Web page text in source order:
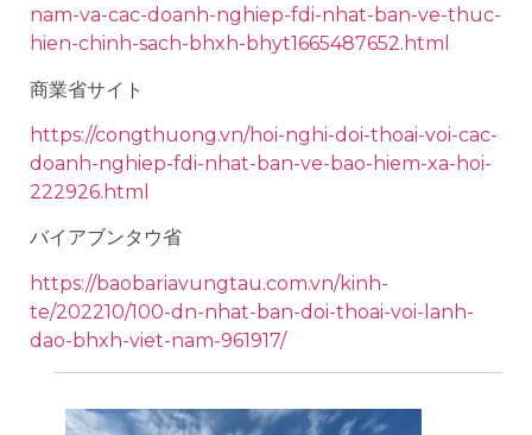
nam-va-cac-doanh-nghiep-fdi-nhat-ban-ve-thuc-
hien-chinh-sach-bhxh-bhyt1665487652.html
商業省サイト
https://congthuong.vn/hoi-nghi-doi-thoai-voi-cac-
doanh-nghiep-fdi-nhat-ban-ve-bao-hiem-xa-hoi-
222926.html
バイアブンタウ省
https://baobariavungtau.com.vn/kinh-
te/202210/100-dn-nhat-ban-doi-thoai-voi-lanh-
dao-bhxh-viet-nam-961917/